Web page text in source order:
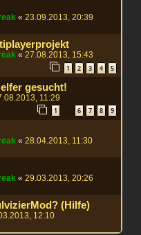
«23.09.2013, 20:39
«27.08.2013, 15:43
1 2 3 4 5
gesucht!
11:29
1 6 7 8 9
«28.04.2013, 11:30
«29.03.2013, 20:26
(Hilfe)
12:10